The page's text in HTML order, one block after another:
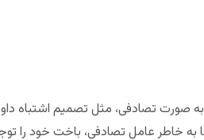
صورت تصادفی، مثل تصمیم اشتباه
خاطر عامل تصادفی، باخت خود را